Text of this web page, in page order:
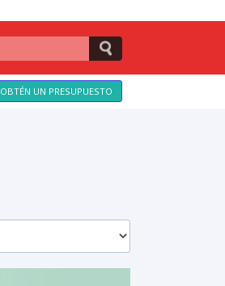
OBTÉN UN PRESUPUESTO